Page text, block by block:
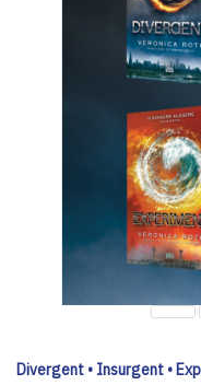
Divergent • Insurgent •